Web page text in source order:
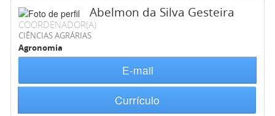
Abelmon da Silva Gesteira
COORDENADOR(A)
CIÊNCIAS AGRÁRIAS
Agronomia
E-mail
Currículo